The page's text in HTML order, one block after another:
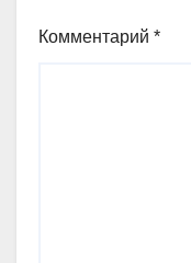
Комментарий *